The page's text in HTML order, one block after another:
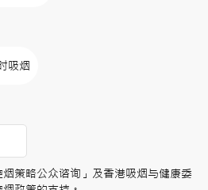
吸烟
策略公众谘询」及香港吸烟与健康委